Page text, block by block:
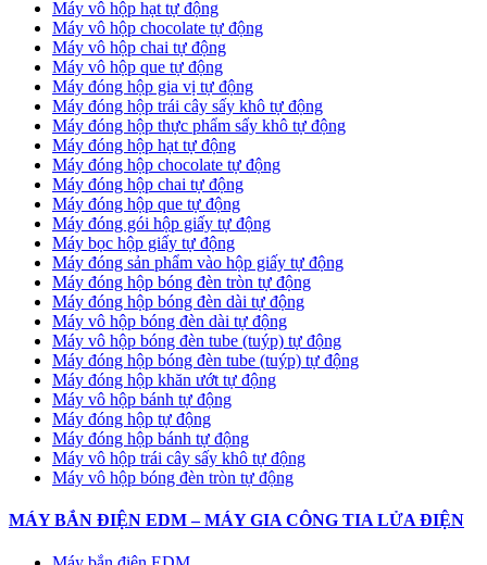
Máy vô hộp hạt tự động
Máy vô hộp chocolate tự động
Máy vô hộp chai tự động
Máy vô hộp que tự động
Máy đóng hộp gia vị tự động
Máy đóng hộp trái cây sấy khô tự động
Máy đóng hộp thực phẩm sấy khô tự động
Máy đóng hộp hạt tự động
Máy đóng hộp chocolate tự động
Máy đóng hộp chai tự động
Máy đóng hộp que tự động
Máy đóng gói hộp giấy tự động
Máy bọc hộp giấy tự động
Máy đóng sản phẩm vào hộp giấy tự động
Máy đóng hộp bóng đèn tròn tự động
Máy đóng hộp bóng đèn dài tự động
Máy vô hộp bóng đèn dài tự động
Máy vô hộp bóng đèn tube (tuýp) tự động
Máy đóng hộp bóng đèn tube (tuýp) tự động
Máy đóng hộp khăn ướt tự động
Máy vô hộp bánh tự động
Máy đóng hộp tự động
Máy đóng hộp bánh tự động
Máy vô hộp trái cây sấy khô tự động
Máy vô hộp bóng đèn tròn tự động
MÁY BẮN ĐIỆN EDM – MÁY GIA CÔNG TIA LỬA ĐIỆN